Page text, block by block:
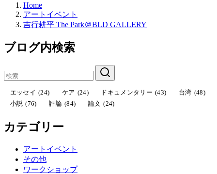
Home
アートイベント
吉行耕平 The Park＠BLD GALLERY
ブログ内検索
エッセイ (24) ケア (24) ドキュメンタリー (43) 台湾 (48)
小説 (76) 評論 (84) 論文 (24)
カテゴリー
アートイベント
その他
ワークショップ